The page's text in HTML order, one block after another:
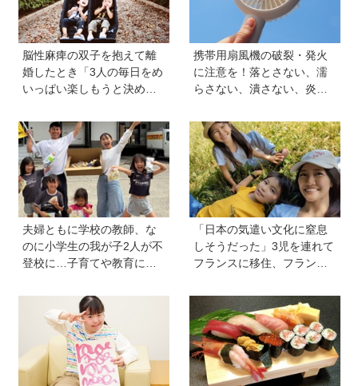
脳性麻痺の双子を抱えて離
婚したとき「3人の毎日をめ
いっぱい楽しもうと決め
訊く子どもの人生の輝かせ
方
携帯用扇風機の破裂・発火
に注意を！落とさない、濡
らさない、潰さない、炎天
夫婦ともに学校の教師、な
のに小学生の我が子2人が不
登校に…子育てや教育に悩
「退職しよう」と決意する
「日本の気遣い文化に窒息
しそうだった」3児を連れて
フランスに移住、フランス
りがたみ【vol.13】